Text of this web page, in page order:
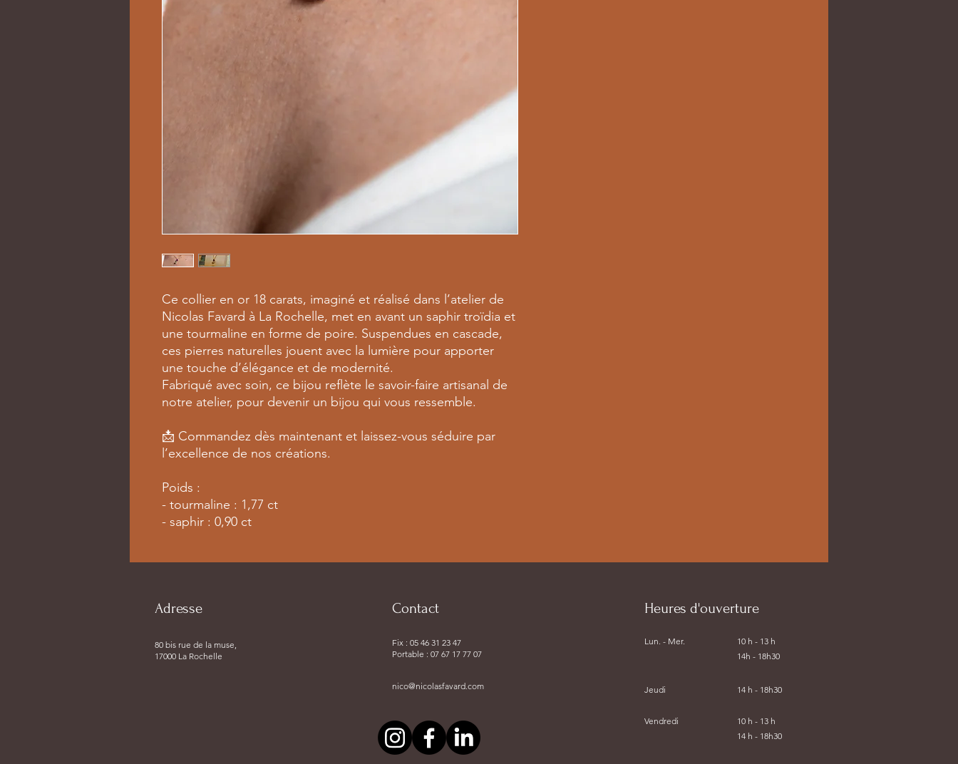
Ce collier en or 18 carats, imaginé et réalisé dans l’atelier de
Nicolas Favard à La Rochelle, met en avant un saphir troïdia et
une tourmaline en forme de poire. Suspendues en cascade,
ces pierres naturelles jouent avec la lumière pour apporter
une touche d’élégance et de modernité.
Fabriqué avec soin, ce bijou reflète le savoir-faire artisanal de
notre atelier, pour devenir un bijou qui vous ressemble.
📩 Commandez dès maintenant et laissez-vous séduire par
l’excellence de nos créations.
Poids :
- tourmaline : 1,77 ct
- saphir : 0,90 ct
Adresse
80 bis rue de la muse,
17000 La Rochelle
Contact
Fix : 05 46 31 23 47
Portable : 07 67 17 77 07
nico@nicolasfavard.com
Heures d'ouverture
Lun. - Mer.
10 h - 13 h
14h - 18h30
Jeudi 14 h - 18h30
Vendredi
10 h - 13 h
14 h - 18h30